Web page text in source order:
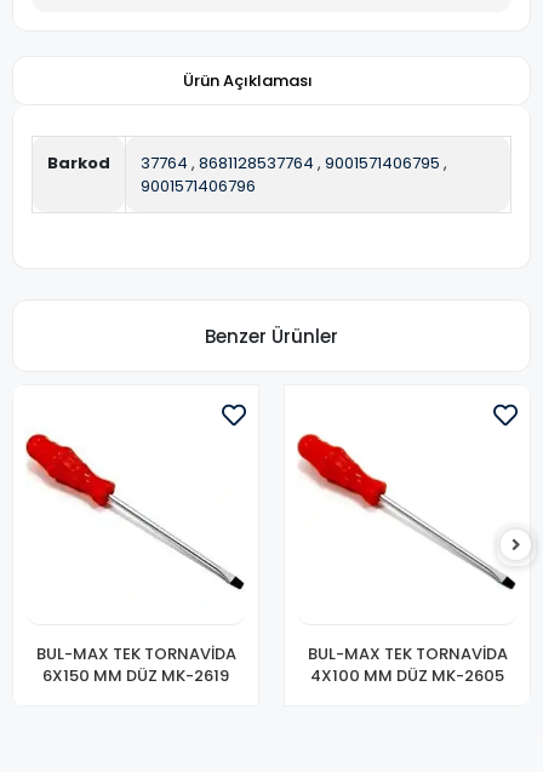
Ürün Açıklaması
Barkod 37764 , 8681128537764 , 9001571406795 ,
9001571406796
Benzer Ürünler
BUL-MAX TEK TORNAVİDA
6X150 MM DÜZ MK-2619
BUL-MAX TEK TORNAVİDA
4X100 MM DÜZ MK-2605